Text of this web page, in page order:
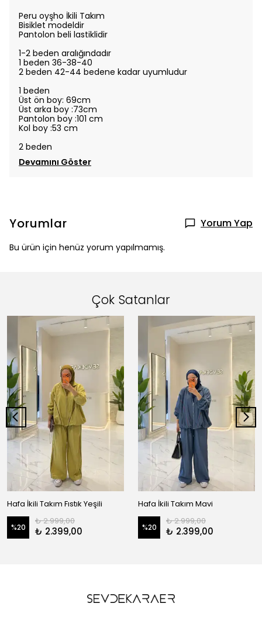
Peru oyşho İkili Takım
Bisiklet modeldir
Pantolon beli lastiklidir
1-2 beden aralığındadır
1 beden 36-38-40
2 beden 42-44 bedene kadar uyumludur
1 beden
Üst ön boy: 69cm
Üst arka boy :73cm
Pantolon boy :101 cm
Kol boy :53 cm
2 beden
Devamını Göster
Yorumlar Yorum Yap
Bu ürün için henüz yorum yapılmamış.
Çok Satanlar
Hafa İkili Takım Fıstık Yeşili
%20
₺ 2.999,00
₺ 2.399,00
Hafa İkili Takım Mavi
%20
₺ 2.999,00
₺ 2.399,00